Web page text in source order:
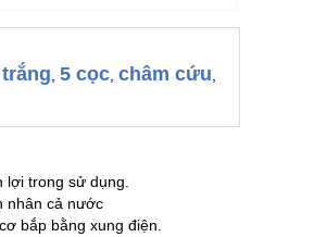
, 5 cọc, châm cứu,
lợi trong sử dụng.
nhân cả nước
bắp bằng xung điện.